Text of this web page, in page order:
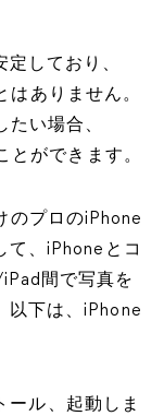
しており、
ありません。
い場合、
とができます。
のプロのiPhone
て、iPhoneとコ
間で写真を
以下は、iPhone
ール、起動しま